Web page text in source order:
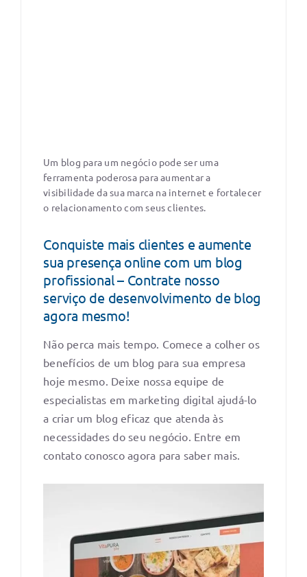
Um blog para um negócio pode ser uma
ferramenta poderosa para aumentar a
visibilidade da sua marca na internet e fortalecer
o relacionamento com seus clientes.
Conquiste mais clientes e aumente
sua presença online com um blog
profissional – Contrate nosso
serviço de desenvolvimento de blog
agora mesmo!
Não perca mais tempo. Comece a colher os
benefícios de um blog para sua empresa
hoje mesmo. Deixe nossa equipe de
especialistas em marketing digital ajudá-lo
a criar um blog eficaz que atenda às
necessidades do seu negócio. Entre em
contato conosco agora para saber mais.